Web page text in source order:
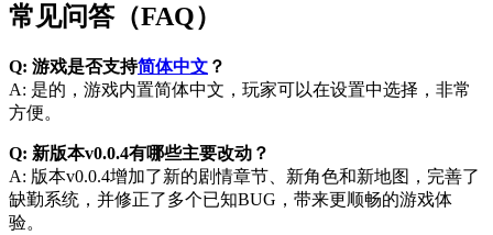
常见问答（FAQ）
Q: 游戏是否支持简体中文 ？
A: 是的，游戏内置简体中文，玩家可以在设置中选择，非常
方便。
Q: 新版本v0.0.4有哪些主要改动？
A: 版本v0.0.4增加了新的剧情章节、新角色和新地图，完善了
缺勤系统，并修正了多个已知BUG，带来更顺畅的游戏体
验。